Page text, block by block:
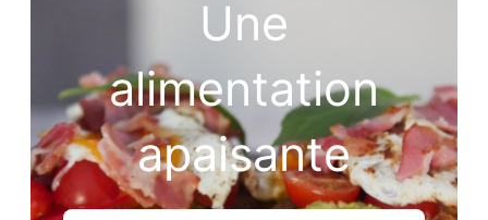
Une
alimentation
apaisante